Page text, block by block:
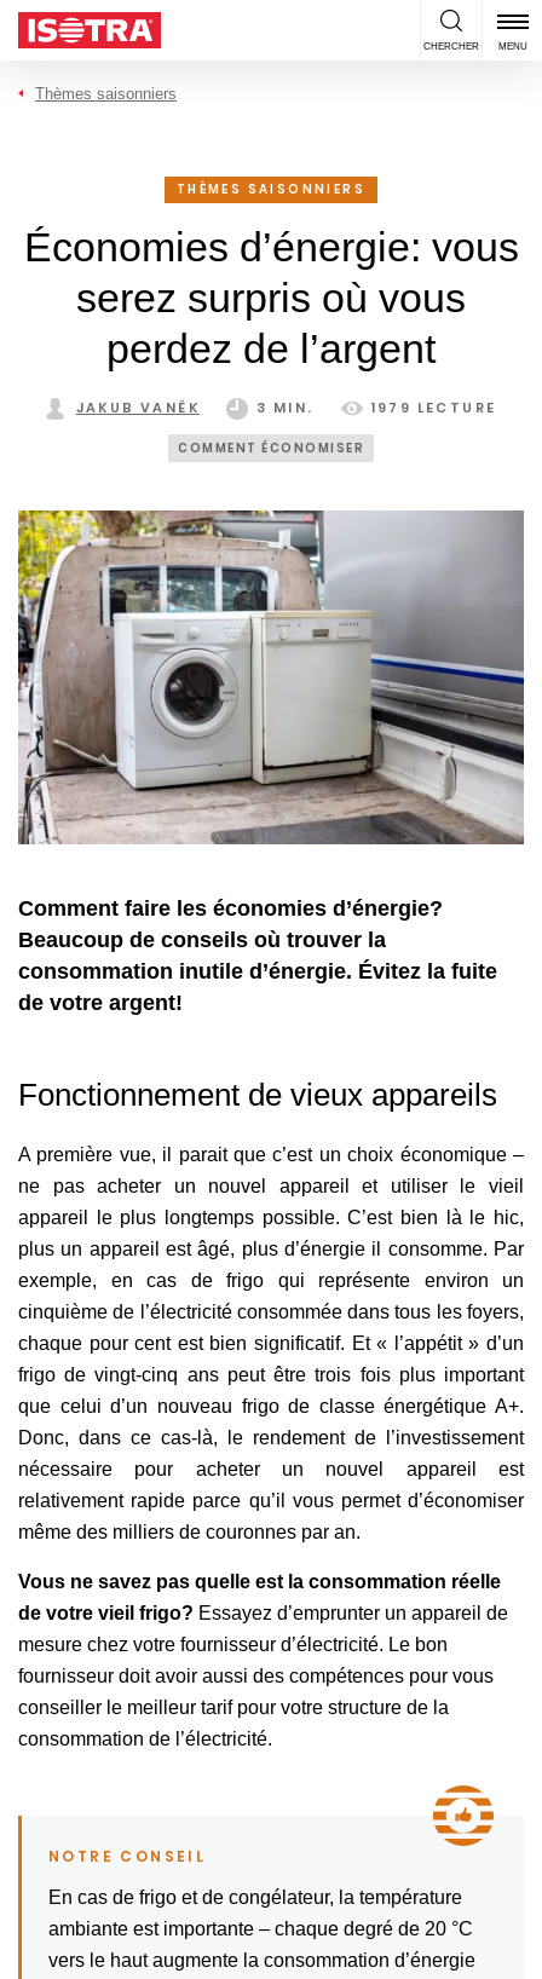
Passer au contenu
CHERCHER MENU
Thèmes saisonniers
THÈMES SAISONNIERS
Économies d’énergie: vous
serez surpris où vous
perdez de l’argent
JAKUB VANĚK 3 MIN. 1979 LECTURE
COMMENT ÉCONOMISER
Comment faire les économies d’énergie?
Beaucoup de conseils où trouver la
consommation inutile d’énergie. Évitez la fuite
de votre argent!
Fonctionnement de vieux appareils
A première vue, il parait que c’est un choix économique –
ne pas acheter un nouvel appareil et utiliser le vieil
appareil le plus longtemps possible. C’est bien là le hic,
plus un appareil est âgé, plus d’énergie il consomme. Par
exemple, en cas de frigo qui représente environ un
cinquième de l’électricité consommée dans tous les foyers,
chaque pour cent est bien significatif. Et « l’appétit » d’un
frigo de vingt-cinq ans peut être trois fois plus important
que celui d’un nouveau frigo de classe énergétique A+.
Donc, dans ce cas-là, le rendement de l’investissement
nécessaire pour acheter un nouvel appareil est
relativement rapide parce qu’il vous permet d’économiser
même des milliers de couronnes par an.
Vous ne savez pas quelle est la consommation réelle
de votre vieil frigo? Essayez d’emprunter un appareil de
mesure chez votre fournisseur d’électricité. Le bon
fournisseur doit avoir aussi des compétences pour vous
conseiller le meilleur tarif pour votre structure de la
consommation de l’électricité.
En cas de frigo et de congélateur, la température
ambiante est importante – chaque degré de 20 °C
vers le haut augmente la consommation d’énergie